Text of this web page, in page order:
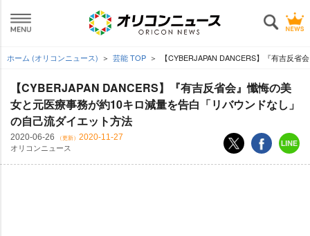
ホーム (オリコンニュース) 芸能 TOP 【CYBERJAPAN DANCERS】『有吉反
【CYBERJAPAN DANCERS】『有吉反省会』懺悔の美
女と元医療事務が約10キロ減量を告白「リバウンドなし」
の自己流ダイエット方法
2020-06-26 （更新） 2020-11-27
オリコンニュース